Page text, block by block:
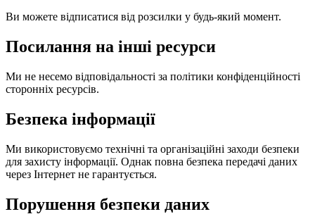
Ви можете відписатися від розсилки у будь-який момент.
Посилання на інші ресурси
Ми не несемо відповідальності за політики конфіденційності
сторонніх ресурсів.
Безпека інформації
Ми використовуємо технічні та організаційні заходи безпеки
для захисту інформації. Однак повна безпека передачі даних
через Інтернет не гарантується.
Порушення безпеки даних